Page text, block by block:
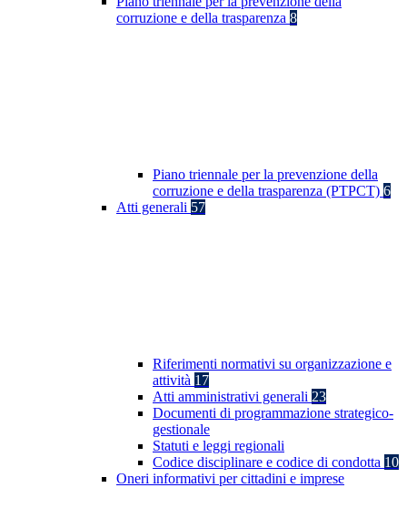
corruzione e della trasparenza 8
Piano triennale per la prevenzione della
corruzione e della trasparenza (PTPCT) 6
Atti generali 57
Riferimenti normativi su organizzazione e
attività 17
Atti amministrativi generali 23
Documenti di programmazione strategico-
gestionale
Statuti e leggi regionali
Codice disciplinare e codice di condotta 10
Oneri informativi per cittadini e imprese